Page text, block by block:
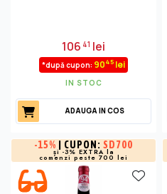
106 41 lei
*după cupon: 9045 lei
IN STOC
ADAUGA IN COS
-15% | CUPON: SD700
și -3% EXTRA la
comenzi peste 700 lei